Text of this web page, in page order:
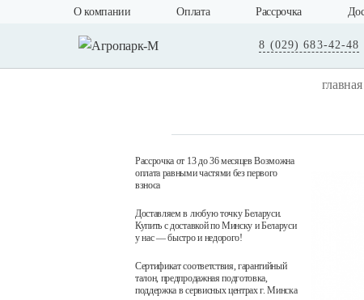
О компании Оплата Рассрочка
8 (029) 683-42-48
главная
Рассрочка от 13 до 36 месяцев Возможна
оплата равными частями без первого
взноса
Доставляем в любую точку Беларуси.
Купить с доставкой по Минску и Беларуси
у нас — быстро и недорого!
Сертификат соответствия, гарантийный
талон, предпродажная подготовка,
поддержка в сервисных центрах г. Минска